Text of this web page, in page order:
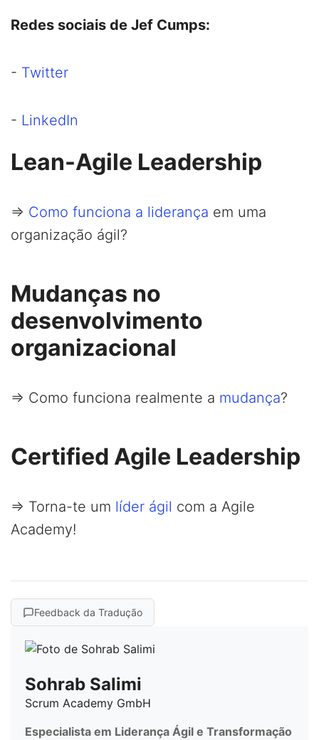
Redes sociais de Jef Cumps:
- Twitter
- LinkedIn
Lean-Agile Leadership
=> Como funciona a liderança em uma
organização ágil?
Mudanças no
desenvolvimento
organizacional
=> Como funciona realmente a mudança?
Certified Agile Leadership
=> Torna-te um líder ágil com a Agile
Academy!
Feedback da Tradução
Sohrab Salimi
Scrum Academy GmbH
Especialista em Liderança Ágil e Transformação